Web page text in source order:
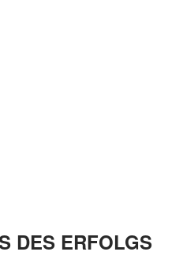
DES ERFOLGS